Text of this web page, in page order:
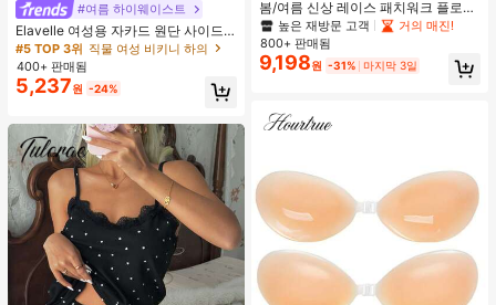
#여름 하이웨이스트
Elavelle 여성용 자카드 원단 사이드
타이 비키니 하의, 봄/여름
#5 TOP 3위 직물 여성 비키니 하의
400+ 판매됨
5,237원 -24%
봄/여름 신상 레이스 패치워크 플로럴
트림 소프트 니트 가디건 경량 재킷 탑
여성용, 코티지코어 옐로우
높은 재방문 고객
거의 매진!
800+ 판매됨
9,198원 -31% 마지막 3일